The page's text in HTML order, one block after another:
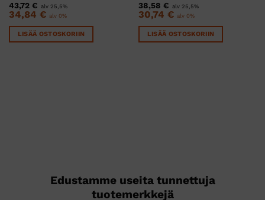
43,72 € alv 25,5%
34,84 € alv 0%
LISÄÄ OSTOSKORIIN
38,58 € alv 25,5%
30,74 € alv 0%
LISÄÄ OSTOSKORIIN
Edustamme useita tunnettuja
tuotemerkkejä